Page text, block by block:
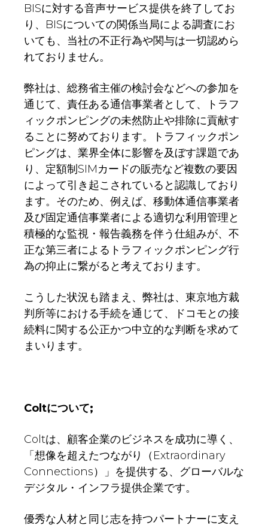
BISに対する音声サービス提供を終了してお
り、BISについての関係当局による調査にお
いても、当社の不正行為や関与は一切認めら
れておりません。
弊社は、総務省主催の検討会などへの参加を
通じて、責任ある通信事業者として、トラフ
ィックポンピングの未然防止や排除に貢献す
ることに努めております。トラフィックポン
ピングは、業界全体に影響を及ぼす課題であ
り、定額制SIMカードの販売など複数の要因
によって引き起こされていると認識しており
ます。そのため、例えば、移動体通信事業者
及び固定通信事業者による適切な利用管理と
積極的な監視・報告義務を伴う仕組みが、不
正な第三者によるトラフィックポンピング行
為の抑止に繋がると考えております。
こうした状況も踏まえ、弊社は、東京地方裁
判所等における手続を通じて、ドコモとの接
続料に関する公正かつ中立的な判断を求めて
まいります。
Coltについて;
Coltは、顧客企業のビジネスを成功に導く、
「想像を超えたつながり（Extraordinary
Connections）」を提供する、グローバルな
デジタル・インフラ提供企業です。
優秀な人材と同じ志を持つパートナーに支え